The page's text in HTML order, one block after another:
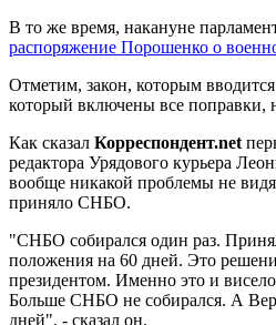
В то же время, накануне
распоряжение Порошенко о
Отметим, закон, которым
который включены все поправки,
Как сказал Корреспондент.net
редактора Урядового курьера
вообще никакой проблемы не
приняло СНБО.
"СНБО собирался один раз.
положения на 60 дней. Это
президентом. Именно это и висело
Больше СНБО не собирался. А
дней", - сказал он.